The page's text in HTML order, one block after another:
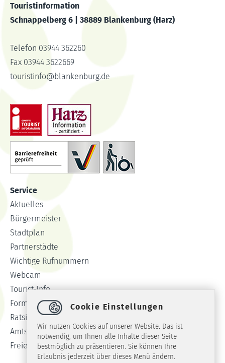
Touristinformation
Schnappelberg 6 | 38889 Blankenburg (Harz)
Telefon 03944 362260
Fax 03944 3622669
touristinfo@blankenburg.de
Service
Aktuelles
Bürgermeister
Stadtplan
Partnerstädte
Wichtige Rufnummern
Webcam
Tourist-Info
Formulare
Ratsinformationssystem
Amtsblatt
Freie Stellen
Cookie Einstellungen
Wir nutzen Cookies auf unserer Website. Das ist
notwendig, um Ihnen alle Inhalte dieser Seite
bestmöglich zu präsentieren. Sie können Ihre
Erlaubnis jederzeit über dieses Menü ändern.